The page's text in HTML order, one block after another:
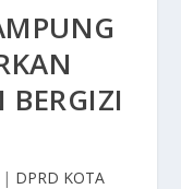
| DPRD KOTA